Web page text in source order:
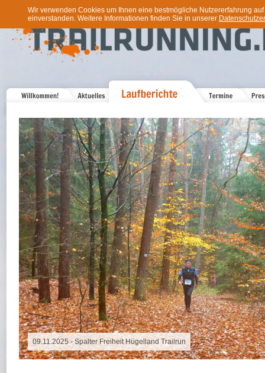
Wir verwenden Cookies um Ihnen eine bestmögliche Nutzererfahrung
einverstanden. Weitere Informationen finden Sie in unserer
16.10.2025 - Grand Raid Reunion